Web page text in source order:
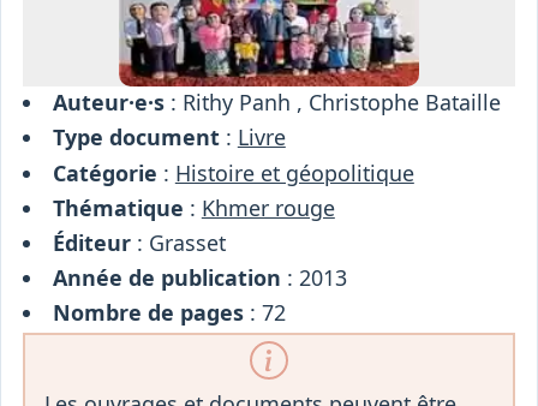
Auteur·e·s: Rithy Panh , Christophe Bataille
Type document: Livre
Catégorie : Histoire et géopolitique
Thématique : Khmer rouge
Éditeur: Grasset
Année de publication : 2013
Nombre de pages: 72